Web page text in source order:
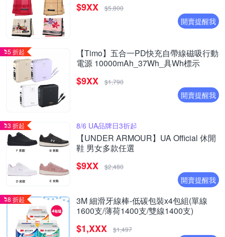
$9XX $5,800
開賣提醒我
5 折起
【Timo】五合一PD快充自帶線磁吸行動
電源 10000mAh_37Wh_具Wh標示
$9XX $1,790
開賣提醒我
3 折起 8/6 UA品牌日3折起
【UNDER ARMOUR】UA Official 休閒
鞋 男女多款任選
$9XX $2,480
開賣提醒我
8 折起
3M 細滑牙線棒-低碳包裝x4包組(單線
1600支/薄荷1400支/雙線1400支)
$1,XXX $1,497